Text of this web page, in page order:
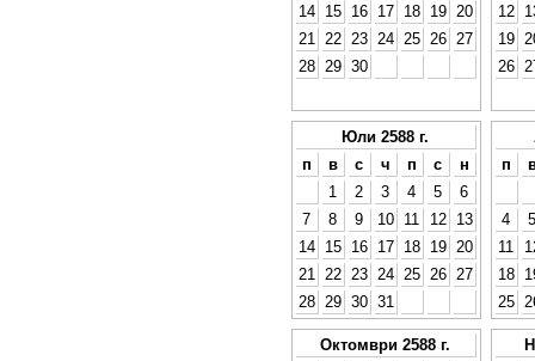
14
15 16 17 18 19
20
21
22 23 24 25 26
27
28
29 30
12
19
26
Юли 2588 г.
п
в с ч п с
н
1
2 3 4 5
6
7
8 9 10 11 12
13
14
15 16 17 18 19
20
21
22 23 24 25 26
27
28
29 30 31
п
4
5
11
18
25
Октомври 2588 г.